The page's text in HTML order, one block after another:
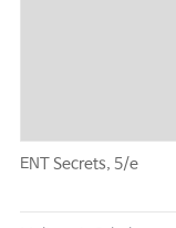
ENT Secrets, 5/e